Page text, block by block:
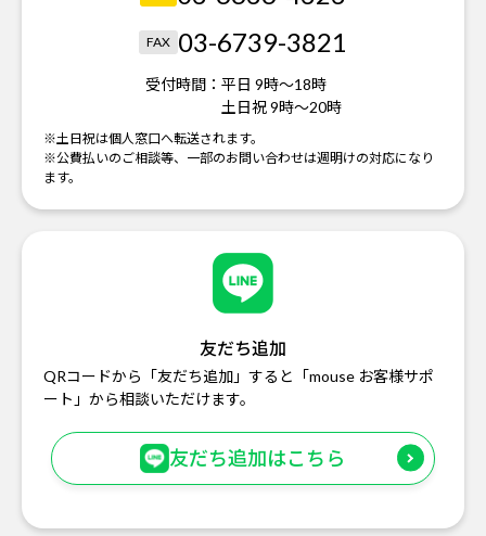
FAX 03-6739-3821
受付時間： 平日 9時～18時
土日祝 9時～20時
※土日祝は個人窓口へ転送されます。
※公費払いのご相談等、一部のお問い合わせは週明けの対応になり
ます。
友だち追加
QRコードから「友だち追加」すると「mouse お客様サポ
ート」から相談いただけます。
友だち追加はこちら